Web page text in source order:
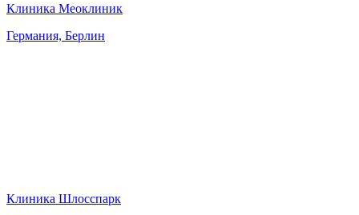
Клиника Меоклиник
Германия, Берлин
Клиника Шлосспарк